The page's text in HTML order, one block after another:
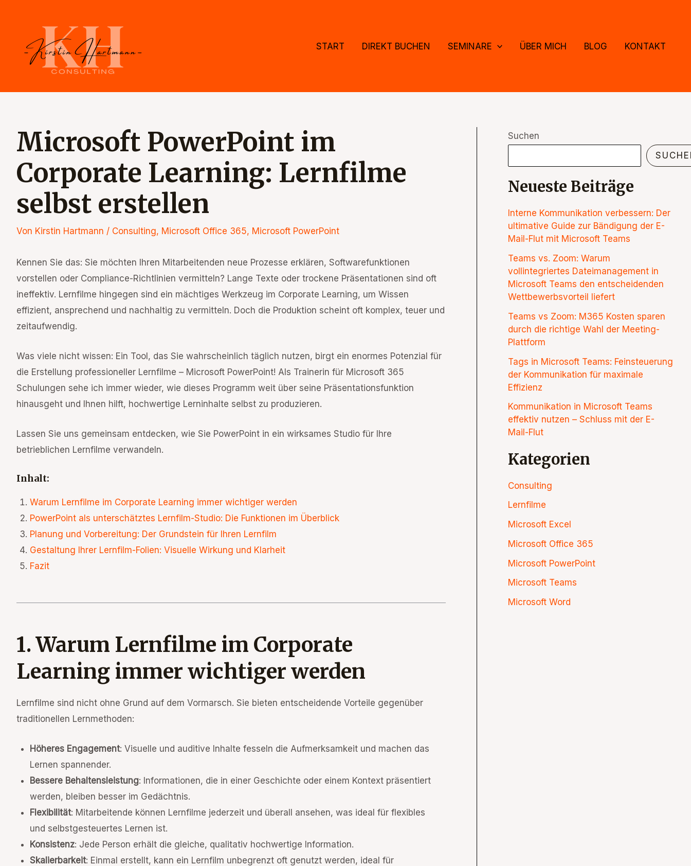
springen
START DIREKT BUCHEN SEMINARE ÜBER MICH BLOG KONTAKT
Microsoft PowerPoint im
Corporate Learning: Lernfilme
selbst erstellen
Von Kirstin Hartmann / Consulting, Microsoft Office 365, Microsoft PowerPoint
Kennen Sie das: Sie möchten Ihren Mitarbeitenden neue Prozesse erklären, Softwarefunktionen
vorstellen oder Compliance-Richtlinien vermitteln? Lange Texte oder trockene Präsentationen sind oft
ineffektiv. Lernfilme hingegen sind ein mächtiges Werkzeug im Corporate Learning, um Wissen
effizient, ansprechend und nachhaltig zu vermitteln. Doch die Produktion scheint oft komplex, teuer und
zeitaufwendig.
Was viele nicht wissen: Ein Tool, das Sie wahrscheinlich täglich nutzen, birgt ein enormes Potenzial für
die Erstellung professioneller Lernfilme – Microsoft PowerPoint! Als Trainerin für Microsoft 365
Schulungen sehe ich immer wieder, wie dieses Programm weit über seine Präsentationsfunktion
hinausgeht und Ihnen hilft, hochwertige Lerninhalte selbst zu produzieren.
Lassen Sie uns gemeinsam entdecken, wie Sie PowerPoint in ein wirksames Studio für Ihre
betrieblichen Lernfilme verwandeln.
Inhalt:
Warum Lernfilme im Corporate Learning immer wichtiger werden
PowerPoint als unterschätztes Lernfilm-Studio: Die Funktionen im Überblick
Planung und Vorbereitung: Der Grundstein für Ihren Lernfilm
Gestaltung Ihrer Lernfilm-Folien: Visuelle Wirkung und Klarheit
Fazit
1. Warum Lernfilme im Corporate
Learning immer wichtiger werden
Lernfilme sind nicht ohne Grund auf dem Vormarsch. Sie bieten entscheidende Vorteile gegenüber
traditionellen Lernmethoden:
Höheres Engagement: Visuelle und auditive Inhalte fesseln die Aufmerksamkeit und machen das
Lernen spannender.
Bessere Behaltensleistung: Informationen, die in einer Geschichte oder einem Kontext präsentiert
werden, bleiben besser im Gedächtnis.
Flexibilität: Mitarbeitende können Lernfilme jederzeit und überall ansehen, was ideal für flexibles
und selbstgesteuertes Lernen ist.
Konsistenz: Jede Person erhält die gleiche, qualitativ hochwertige Information.
Skalierbarkeit: Einmal erstellt, kann ein Lernfilm unbegrenzt oft genutzt werden, ideal für
Suchen
Neueste Beiträge
Interne Kommunikation verbessern: Der
ultimative Guide zur Bändigung der E-
Mail-Flut mit Microsoft Teams
Teams vs. Zoom: Warum
vollintegriertes Dateimanagement in
Microsoft Teams den entscheidenden
Wettbewerbsvorteil liefert
Teams vs Zoom: M365 Kosten sparen
durch die richtige Wahl der Meeting-
Plattform
Tags in Microsoft Teams: Feinsteuerung
der Kommunikation für maximale
Effizienz
Kommunikation in Microsoft Teams
effektiv nutzen – Schluss mit der E-
Mail-Flut
Kategorien
Consulting
Lernfilme
Microsoft Excel
Microsoft Office 365
Microsoft PowerPoint
Microsoft Teams
Microsoft Word